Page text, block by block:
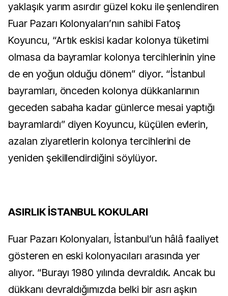
yaklaşık yarım asırdır güzel koku ile şenlendiren
Fuar Pazarı Kolonyaları’nın sahibi Fatoş
Koyuncu, “Artık eskisi kadar kolonya tüketimi
olmasa da bayramlar kolonya tercihlerinin yine
de en yoğun olduğu dönem” diyor. “İstanbul
bayramları, önceden kolonya dükkanlarının
geceden sabaha kadar günlerce mesai yaptığı
bayramlardı” diyen Koyuncu, küçülen evlerin,
azalan ziyaretlerin kolonya tercihlerini de
yeniden şekillendirdiğini söylüyor.
ASIRLIK İSTANBUL KOKULARI
Fuar Pazarı Kolonyaları, İstanbul’un hâlâ faaliyet
gösteren en eski kolonyacıları arasında yer
alıyor. “Burayı 1980 yılında devraldık. Ancak bu
dükkanı devraldığımızda belki bir asrı aşkın